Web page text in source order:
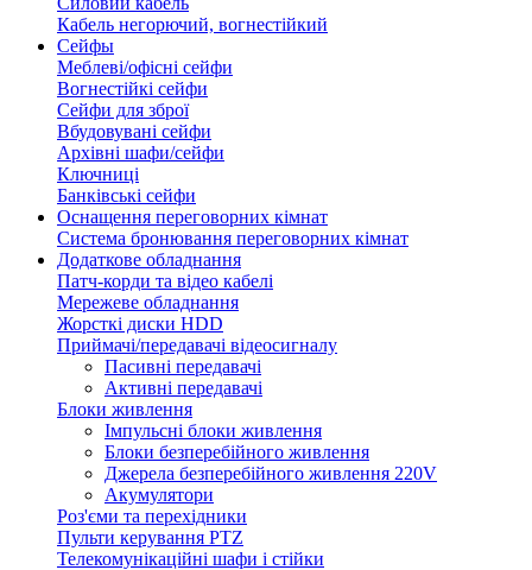
Кабель негорючий, вогнестійкий
Сейфы
Меблеві/офісні сейфи
Вогнестійкі сейфи
Сейфи для зброї
Вбудовувані сейфи
Архівні шафи/сейфи
Ключниці
Банківські сейфи
Оснащення переговорних кімнат
Система бронювання переговорних кімнат
Додаткове обладнання
Патч-корди та відео кабелі
Мережеве обладнання
Жорсткі диски HDD
Приймачі/передавачі відеосигналу
Пасивні передавачі
Активні передавачі
Блоки живлення
Імпульсні блоки живлення
Блоки безперебійного живлення
Джерела безперебійного живлення 220V
Акумулятори
Роз'єми та перехідники
Пульти керування PTZ
Телекомунікаційні шафи і стійки